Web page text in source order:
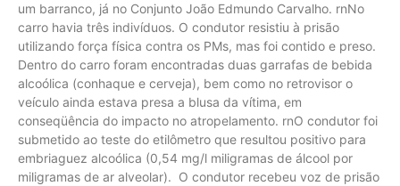
um barranco, já no Conjunto João Edmundo Carvalho. rnNo
carro havia três indivíduos. O condutor resistiu à prisão
utilizando força física contra os PMs, mas foi contido e preso.
Dentro do carro foram encontradas duas garrafas de bebida
alcoólica (conhaque e cerveja), bem como no retrovisor o
veículo ainda estava presa a blusa da vítima, em
conseqüência do impacto no atropelamento. rnO condutor foi
submetido ao teste do etilômetro que resultou positivo para
embriaguez alcoólica (0,54 mg/l miligramas de álcool por
miligramas de ar alveolar). O condutor recebeu voz de prisão